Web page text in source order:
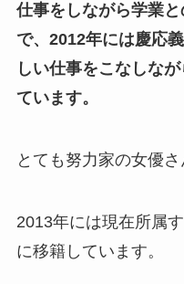
仕事をしながら学業
で、2012年には慶応
しい仕事をこなしな
ています。
とても努力家の女優さ
2013年には現在所属
に移籍しています。